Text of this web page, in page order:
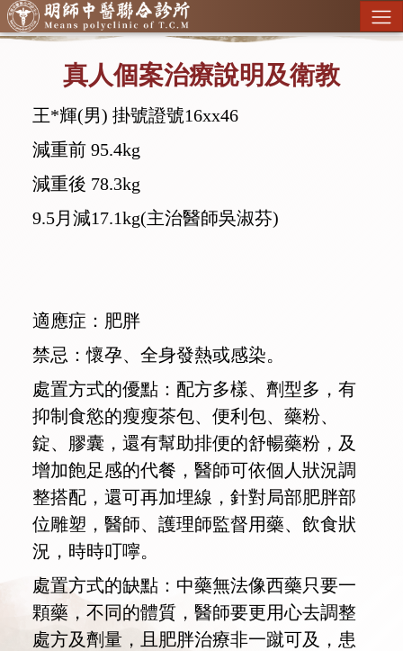
真人個案治療說明及衛教
王*輝(男) 掛號證號16xx46
減重前 95.4kg
減重後 78.3kg
9.5月減17.1kg(主治醫師吳淑芬)
適應症：肥胖
禁忌：懷孕、全身發熱或感染。
處置方式的優點：配方多樣、劑型多，有
抑制食慾的瘦瘦茶包、便利包、藥粉、
錠、膠囊，還有幫助排便的舒暢藥粉，及
增加飽足感的代餐，醫師可依個人狀況調
整搭配，還可再加埋線，針對局部肥胖部
位雕塑，醫師、護理師監督用藥、飲食狀
況，時時叮嚀。
處置方式的缺點：中藥無法像西藥只要一
顆藥，不同的體質，醫師要更用心去調整
處方及劑量，且肥胖治療非一蹴可及，患